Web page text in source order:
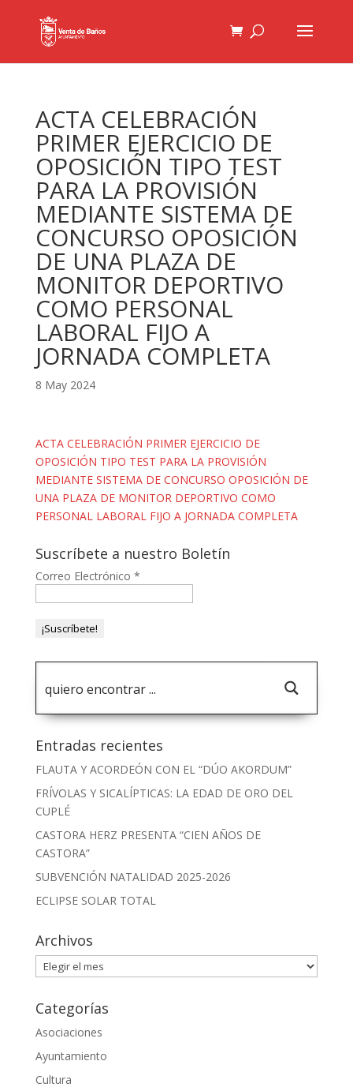
ACTA CELEBRACIÓN
PRIMER EJERCICIO DE
OPOSICIÓN TIPO TEST
PARA LA PROVISIÓN
MEDIANTE SISTEMA DE
CONCURSO OPOSICIÓN
DE UNA PLAZA DE
MONITOR DEPORTIVO
COMO PERSONAL
LABORAL FIJO A
JORNADA COMPLETA
8 May 2024
ACTA CELEBRACIÓN PRIMER EJERCICIO DE
OPOSICIÓN TIPO TEST PARA LA PROVISIÓN
MEDIANTE SISTEMA DE CONCURSO OPOSICIÓN DE
UNA PLAZA DE MONITOR DEPORTIVO COMO
PERSONAL LABORAL FIJO A JORNADA COMPLETA
Suscríbete a nuestro Boletín
Correo Electrónico *
Entradas recientes
FLAUTA Y ACORDEÓN CON EL “DÚO AKORDUM”
FRÍVOLAS Y SICALÍPTICAS: LA EDAD DE ORO DEL
CUPLÉ
CASTORA HERZ PRESENTA “CIEN AÑOS DE
CASTORA”
SUBVENCIÓN NATALIDAD 2025-2026
ECLIPSE SOLAR TOTAL
Archivos
Archivos
Categorías
Asociaciones
Ayuntamiento
Cultura